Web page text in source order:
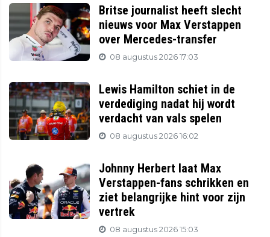
Britse journalist heeft slecht
nieuws voor Max Verstappen
over Mercedes-transfer
08 augustus 2026 17:03
Lewis Hamilton schiet in de
verdediging nadat hij wordt
verdacht van vals spelen
08 augustus 2026 16:02
Johnny Herbert laat Max
Verstappen-fans schrikken en
ziet belangrijke hint voor zijn
vertrek
08 augustus 2026 15:03